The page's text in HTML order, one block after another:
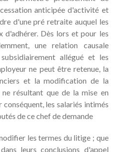
les termes du litige ; que
leurs conclusions d'appel